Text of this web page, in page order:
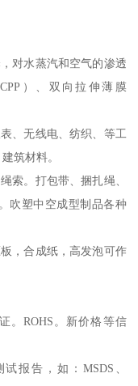
对水蒸汽和空气的渗透
CPP ）、双向拉伸薄膜
、无线电、纺织、等工
筑材料。
索。打包带、捆扎绳、
吹塑中空成型制品各种
，合成纸，高发泡可作
。ROHS 。新价格等信
报告，如： MSDS